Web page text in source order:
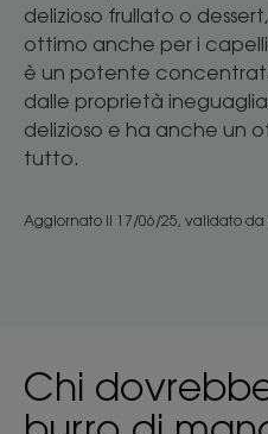
delizioso frullato o
ottimo anche per i
è un potente
dalle proprietà
delizioso e ha anche un
tutto.
Aggiornato il 17/06/25, validato da
Chi